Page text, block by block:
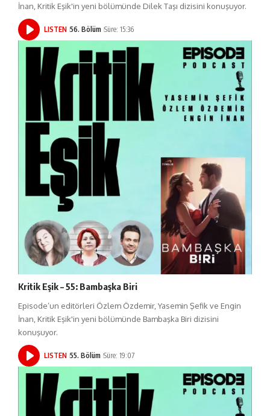
İnan, Kritik Eşik'in yeni bölümünde Dilek Taşı dizisini konuşuyor.
LISTEN 56. Bölüm Süre: 15:36
Kritik Eşik – 55: Bambaşka Biri
Episode’un editörleri Özlem Özdemir, Yasemin Şefik ve Engin
İnan, Kritik Eşik'in yeni bölümünde Bambaşka Biri dizisini
konuşuyor.
LISTEN 55. Bölüm Süre: 19:07